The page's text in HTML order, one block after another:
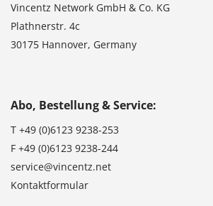
Vincentz Network GmbH & Co. KG
Plathnerstr. 4c
30175 Hannover, Germany
Abo, Bestellung & Service:
T +49 (0)6123 9238-253
F +49 (0)6123 9238-244
service@vincentz.net
Kontaktformular